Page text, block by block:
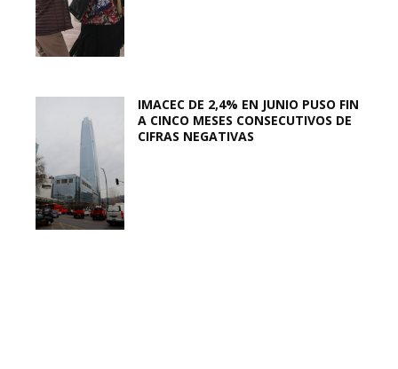
IMACEC DE 2,4% EN JUNIO PUSO FIN
A CINCO MESES CONSECUTIVOS DE
CIFRAS NEGATIVAS